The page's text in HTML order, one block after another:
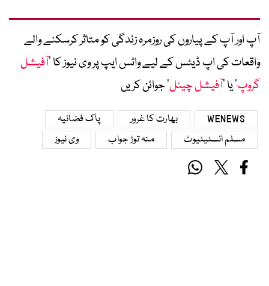
آپ اور آپ کے پیاروں کی روزمرہ زندگی کو متاثر کرسکنے والے
واقعات کی اپ ڈیٹس کے لیے واٹس ایپ پر وی نیوز کا ’آفیشل
گروپ‘ یا ’آفیشل چینل‘ جوائن کریں
WENEWS بھارت کا غرور
پاک فضائیہ
مسلم انسٹیٹیوٹ
منہ توڑ جواب وی نیوز